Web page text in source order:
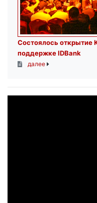
Состоялось открытие
поддержке IDBank
далее